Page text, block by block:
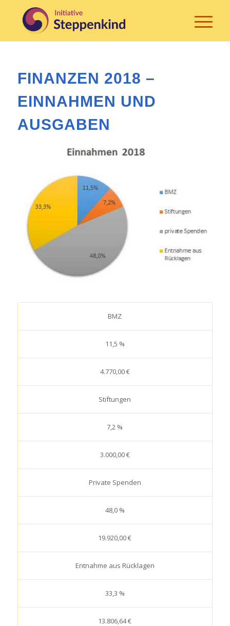
FINANZEN 2018 –
EINNAHMEN UND
AUSGABEN
BMZ
11,5 %
4.770,00 €
Stiftungen
7,2 %
3.000,00 €
Private Spenden
48,0 %
19.920,00 €
Entnahme aus Rücklagen
33,3 %
13.806,64 €